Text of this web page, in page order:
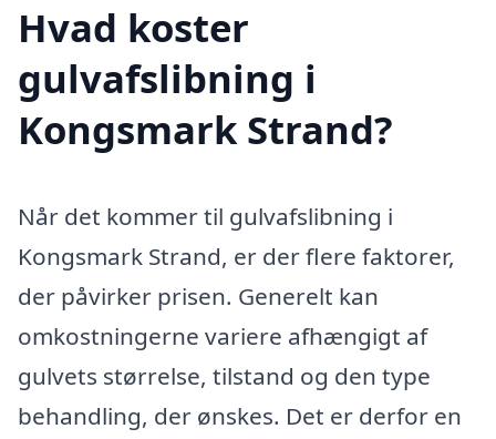
Hvad koster
gulvafslibning i
Kongsmark Strand?
Når det kommer til gulvafslibning i
Kongsmark Strand, er der flere faktorer,
der påvirker prisen. Generelt kan
omkostningerne variere afhængigt af
gulvets størrelse, tilstand og den type
behandling, der ønskes. Det er derfor en